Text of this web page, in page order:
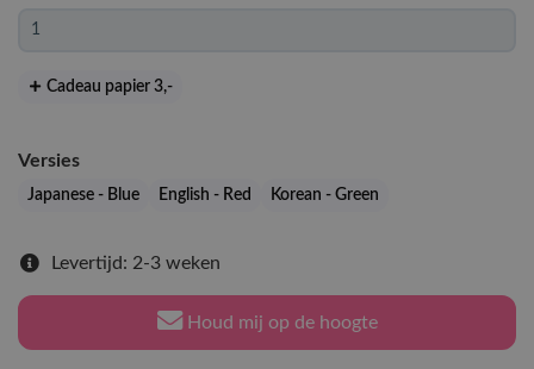
Cadeau papier 3,-
Versies
Japanese - Blue English - Red Korean - Green
Levertijd: 2-3 weken
Houd mij op de hoogte